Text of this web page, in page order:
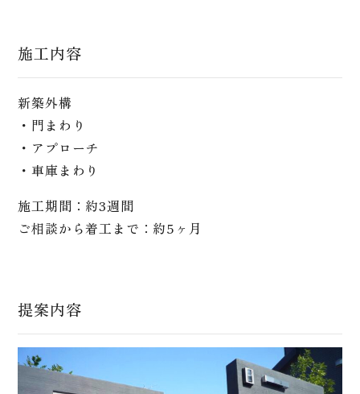
施工内容
新築外構
・門まわり
・アプローチ
・車庫まわり
施工期間：約3週間
ご相談から着工まで：約5ヶ月
提案内容